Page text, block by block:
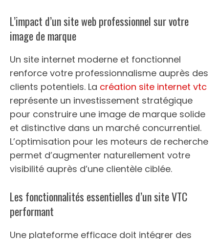
L’impact d’un site web professionnel sur votre
image de marque
Un site internet moderne et fonctionnel
renforce votre professionnalisme auprès des
clients potentiels. La création site internet vtc
représente un investissement stratégique
pour construire une image de marque solide
et distinctive dans un marché concurrentiel.
L’optimisation pour les moteurs de recherche
permet d’augmenter naturellement votre
visibilité auprès d’une clientèle ciblée.
Les fonctionnalités essentielles d’un site VTC
performant
Une plateforme efficace doit intégrer des